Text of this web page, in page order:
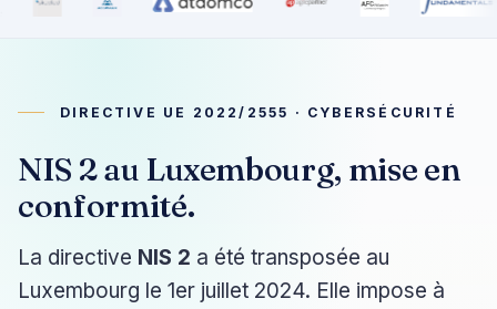
DIRECTIVE UE 2022/2555 · CYBERSÉCURITÉ
NIS 2 au Luxembourg, mise en
conformité.
La directive NIS 2 a été transposée au
Luxembourg le 1er juillet 2024. Elle impose à